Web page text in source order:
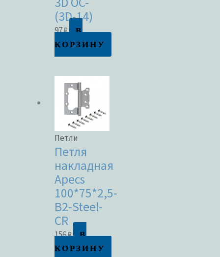
(3D-14)
97₽
В
КОРЗИНУ
Петли
Петля
накладная
Apecs
100*75*2,5-
B2-Steel-
CR
156₽
В
КОРЗИНУ